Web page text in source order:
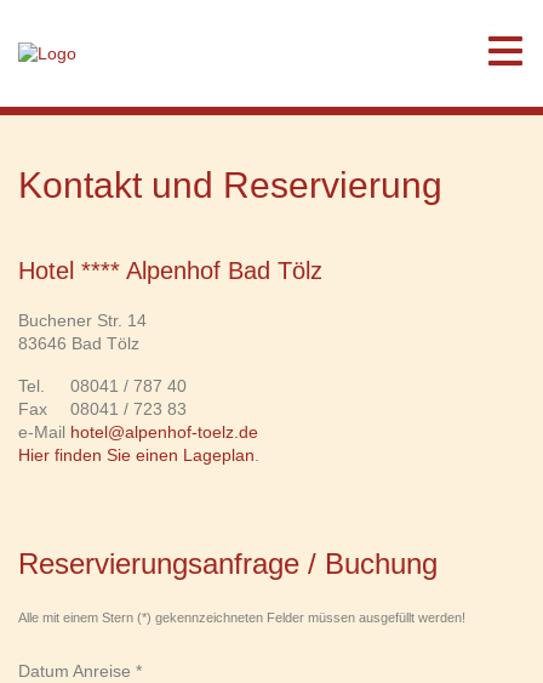
Kontakt und Reservierung
Hotel **** Alpenhof Bad Tölz
Buchener Str. 14
83646 Bad Tölz
Tel.
08041 / 787 40
Fax
08041 / 723 83
e-Mail hotel@alpenhof-toelz.de
Hier finden Sie einen Lageplan
Reservierungsanfrage / Buchung
Alle mit einem Stern (*) gekennzeichneten Felder müssen ausgefüllt werden!
Datum Anreise